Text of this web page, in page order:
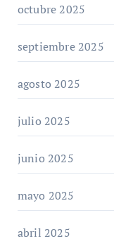
octubre 2025
septiembre 2025
agosto 2025
julio 2025
junio 2025
mayo 2025
abril 2025